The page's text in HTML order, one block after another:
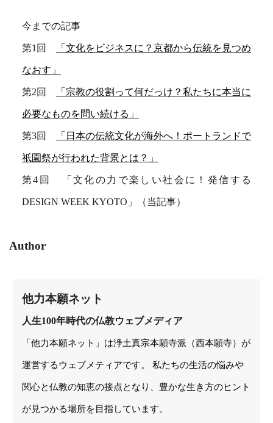
今までの記事
第1回 「文化をビジネスに？京都から伝統を見つめ
なおす」
第2回 「宗教の役割って何だっけ？私たちに本当に
必要なものを問い続ける」
第3回 「日本の伝統文化が海外へ！ポートランドで
祇園祭が行われた背景とは？」
第4回 「文化の力で楽しい社会に！発信する
DESIGN WEEK KYOTO」（当記事）
Author
他力本願ネット
人生100年時代の仏教ウェブメディア
「他力本願ネット」は浄土真宗本願寺派（西本願寺）が
運営するウェブメティアです。 私たちの生活の悩みや
関心と仏教の知恵の接点となり、豊かな生き方のヒント
が見つかる場所を目指しています。